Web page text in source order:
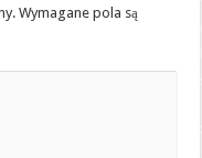
Wymagane pola są